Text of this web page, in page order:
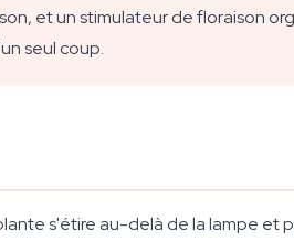
et un stimulateur de floraison
seul coup.
s'étire au-delà de la lampe et